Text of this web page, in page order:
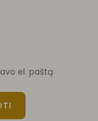
el. paštą